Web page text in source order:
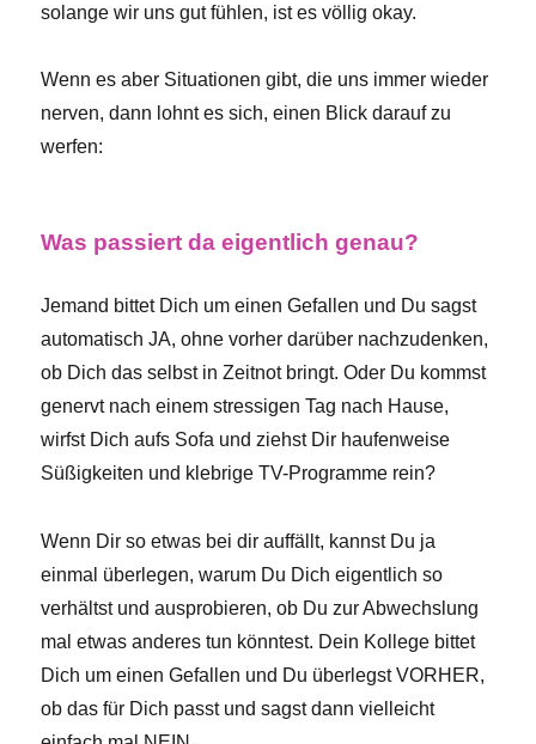
solange wir uns gut fühlen, ist es völlig okay.
Wenn es aber Situationen gibt, die uns immer wieder
nerven, dann lohnt es sich, einen Blick darauf zu
werfen:
Was passiert da eigentlich genau?
Jemand bittet Dich um einen Gefallen und Du sagst
automatisch JA, ohne vorher darüber nachzudenken,
ob Dich das selbst in Zeitnot bringt. Oder Du kommst
genervt nach einem stressigen Tag nach Hause,
wirfst Dich aufs Sofa und ziehst Dir haufenweise
Süßigkeiten und klebrige TV-Programme rein?
Wenn Dir so etwas bei dir auffällt, kannst Du ja
einmal überlegen, warum Du Dich eigentlich so
verhältst und ausprobieren, ob Du zur Abwechslung
mal etwas anderes tun könntest. Dein Kollege bittet
Dich um einen Gefallen und Du überlegst VORHER,
ob das für Dich passt und sagst dann vielleicht